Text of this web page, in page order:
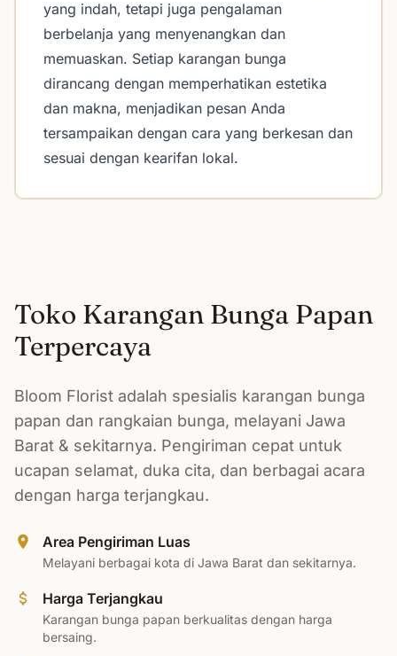
yang indah, tetapi juga pengalaman
berbelanja yang menyenangkan dan
memuaskan. Setiap karangan bunga
dirancang dengan memperhatikan estetika
dan makna, menjadikan pesan Anda
tersampaikan dengan cara yang berkesan dan
sesuai dengan kearifan lokal.
Toko Karangan Bunga Papan
Terpercaya
Bloom Florist adalah spesialis karangan bunga
papan dan rangkaian bunga, melayani Jawa
Barat & sekitarnya. Pengiriman cepat untuk
ucapan selamat, duka cita, dan berbagai acara
dengan harga terjangkau.
Area Pengiriman Luas
Melayani berbagai kota di Jawa Barat dan sekitarnya.
Harga Terjangkau
Karangan bunga papan berkualitas dengan harga
bersaing.